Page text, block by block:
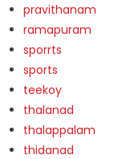
pravithanam
ramapuram
sporrts
sports
teekoy
thalanad
thalappalam
thidanad